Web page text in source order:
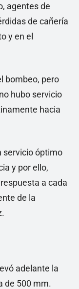
agentes de
de cañería
y en el
bombeo, pero
hubo servicio
hacia
servicio óptimo
y por ello,
a cada
de la
adelante la
de 500 mm.